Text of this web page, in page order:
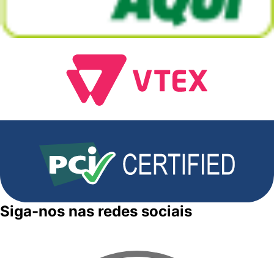
Siga-nos nas redes sociais